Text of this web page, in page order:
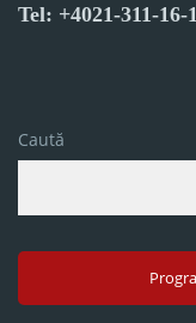
Tel: +4021-311-16-
Caută